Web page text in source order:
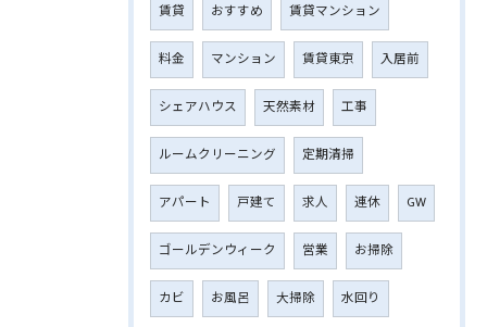
賃貸 おすすめ 賃貸マンション
料金 マンション 賃貸東京 入居前
シェアハウス 天然素材 工事
ルームクリーニング 定期清掃
アパート 戸建て 求人 連休 GW
ゴールデンウィーク 営業 お掃除
カビ お風呂 大掃除 水回り